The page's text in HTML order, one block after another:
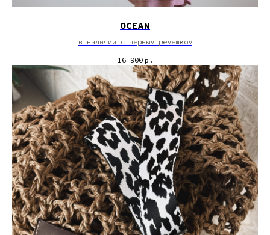
OCEAN
в наличии с черным ремешком
16 900 р.